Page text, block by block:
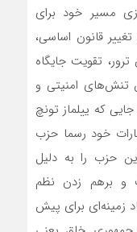
مسیر خود برای
قانون اساسی،
تقویت جایگاه
امنیتی و
که ییلماز تونچ
خود رسما حزب
حزب را به دلیل
و برهم زدن نظم
زمینه‌ای برای پیش